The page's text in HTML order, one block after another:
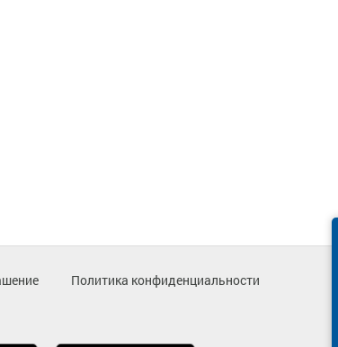
Политика конфиденциальности